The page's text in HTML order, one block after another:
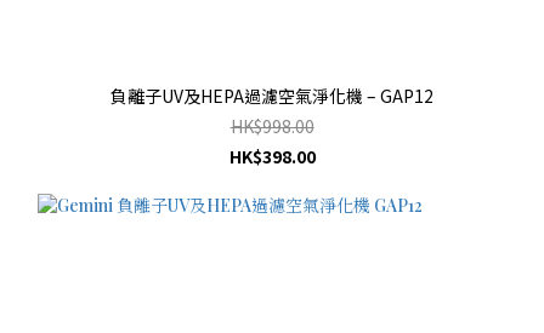
負離子UV及HEPA過濾空氣淨化機 – GAP12
HK$998.00
HK$398.00